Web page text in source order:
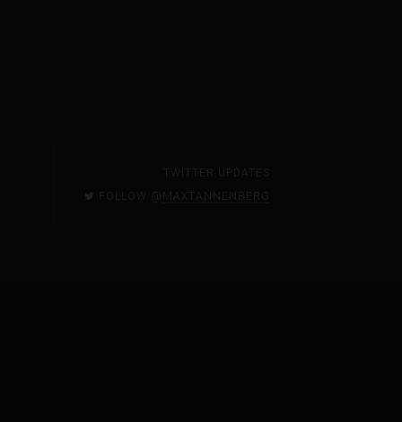
TWITTER UPDATES
FOLLOW @
MAXTANNENBERG